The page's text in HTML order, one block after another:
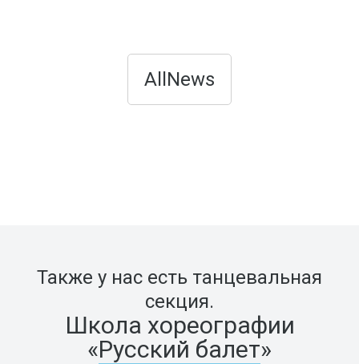
AllNews
Также у нас есть танцевальная
секция.
Школа хореографии
«Русский балет»